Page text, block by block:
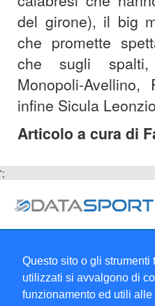
Questo sito o gli strumenti
utilizzati si avvalgono di
funzionamento ed utili
del girone), il big
che promette
che sugli spalti,
Monopoli-Avellino,
infine Sicula
Articolo a cura di
';
Collabora con noi